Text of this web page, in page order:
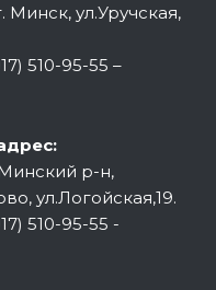
Минск, ул.Уручская,
510-95-55 –
р-н,
ул.Логойская,19.
510-95-55 -